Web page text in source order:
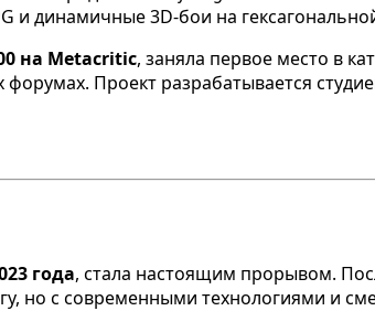
и динамичные 3D-бои на
на Metacritic, заняла первое место в
Проект разрабатывается
года, стала настоящим прорывом.
но с современными технологиями и